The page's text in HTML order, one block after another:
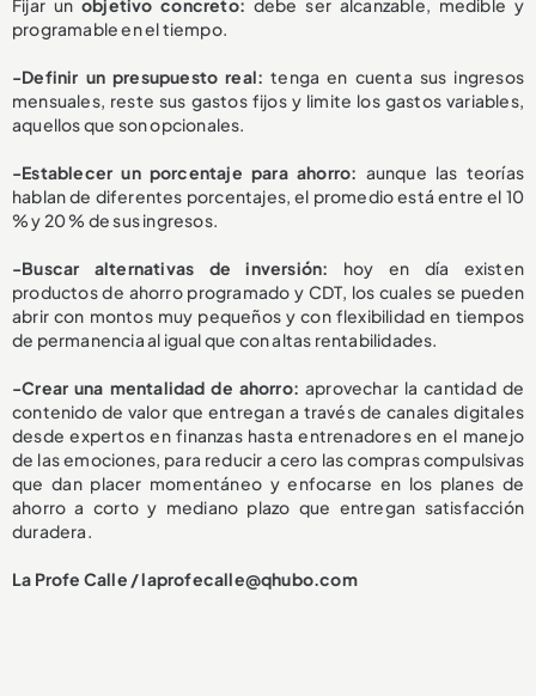
programable en el tiempo.
-Definir un presupuesto real:tenga en cuenta sus ingresos
mensuales, reste sus gastos fijos y limite los gastos variables,
aquellos que son opcionales.
-Establecer un porcentaje para ahorro: aunque las teorías
hablan de diferentes porcentajes, el promedio está entre el 10
% y 20 % de sus ingresos.
-Buscar alternativas de inversión: hoy en día existen
productos de ahorro programado y CDT, los cuales se pueden
abrir con montos muy pequeños y con flexibilidad en tiempos
de permanencia al igual que con altas rentabilidades.
-Crear una mentalidad de ahorro: aprovechar la cantidad de
contenido de valor que entregan a través de canales digitales
desde expertos en finanzas hasta entrenadores en el manejo
de las emociones, para reducir a cero las compras compulsivas
que dan placer momentáneo y enfocarse en los planes de
ahorro a corto y mediano plazo que entregan satisfacción
duradera.
La Profe Calle / laprofecalle@qhubo.com